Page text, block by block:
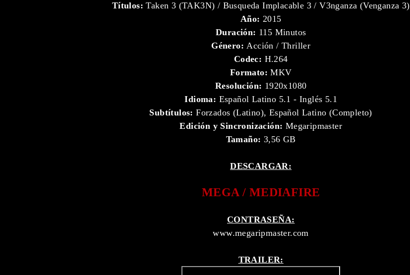
Títulos: Taken 3 (TAK3N) / Busqueda Implacable 3 / V3nganza (Venganza 3)
Año: 2015
Duración: 115 Minutos
Género:Acción / Thriller
Codec: H.264
Formato: MKV
Resolución: 1920x1080
Idioma: Español Latino 5.1 - Inglés 5.1
Subtítulos: Forzados (Latino), Español Latino (Completo)
Edición y Sincronización: Megaripmaster
Tamaño: 3,56 GB
DESCARGAR:
MEGA / MEDIAFIRE
CONTRASEÑA:
www.megaripmaster.com
TRAILER: